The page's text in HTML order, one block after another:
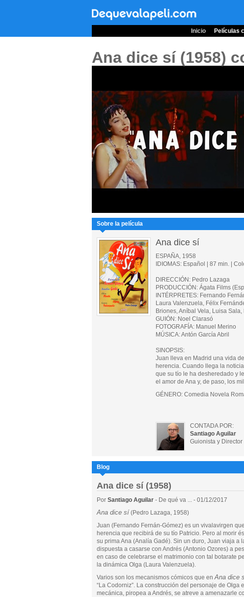
Inicio Películas
Ana dice sí (1958)
Sobre la película
Ana dice sí
ESPAÑA, 1958
IDIOMAS: Español | 87 min. |
DIRECCIÓN: Pedro Lazaga
PRODUCCIÓN: Ágata Films
INTÉRPRETES: Fernando
Laura Valenzuela, Félix
Briones, Aníbal Vela, Luisa
GUIÓN: Noel Clarasó
FOTOGRAFÍA: Manuel Merino
MÚSICA: Antón García Abril
SINOPSIS:
Juan lleva en Madrid una vida
herencia. Cuando llega la
que su tío le ha desheredado y
el amor de Ana y, de paso, los
GÉNERO: Comedia Novela
CONTADA POR:
Santiago Aguilar
Guionista y Director
Blog
Ana dice sí (1958)
Por Santiago Aguilar - De qué va ... - 01/12/2017
Ana dice sí (Pedro Lazaga, 1958)
Juan (Fernando Fernán-Gómez) es un vivalavirgen
herencia que recibirá de su tío Patricio. Pero al morir
su prima Ana (Analía Gadé). Sin un duro, Juan viaja
dispuesta a casarse con Andrés (Antonio Ozores) a
en caso de celebrarse el matrimonio con tal botarate
la dinámica Olga (Laura Valenzuela).
Varios son los mecanismos cómicos que enAna dice
“La Codorniz”. La construcción del personaje de
mecánica, piropea a Andrés, se atreve a amenazarle